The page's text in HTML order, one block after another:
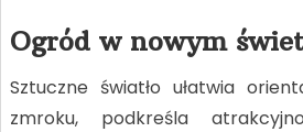
Ogród w nowym
Sztuczne światło ułatwia
zmroku, podkreśla